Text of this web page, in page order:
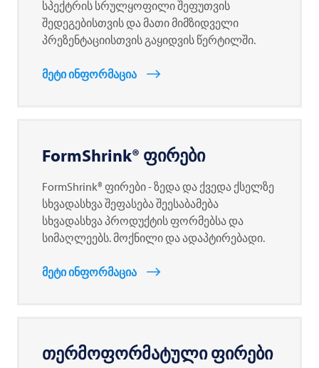
სპექტრის სრულყოფილი შეფუთვის
შედეგებისთვის და მათი მიმზიდველი
პრეზენტაციისთვის გაყიდვის წერტილში.
მეტი ინფორმაცია
FormShrink® ფირები
FormShrink® ფირები - ზედა და ქვედა ქსელზე
სხვადასხვა შეფასება შეესაბამება
სხვადასხვა პროდუქტის ფორმებსა და
სიმაღლეებს. მოქნილი და ადაპტირებადი.
მეტი ინფორმაცია
თერმოფორმატული ფირები